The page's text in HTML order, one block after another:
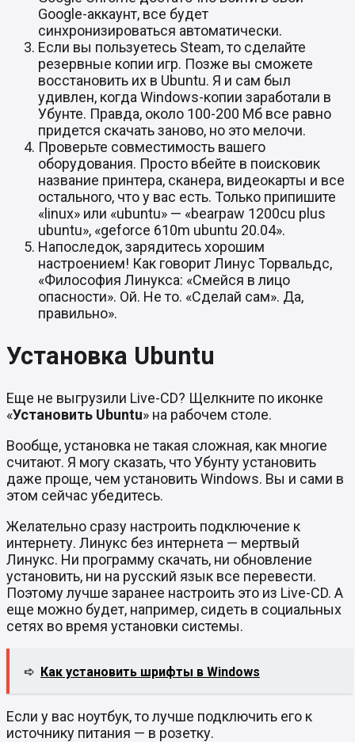
Google-аккаунт, все будет
синхронизироваться автоматически.
Если вы пользуетесь Steam, то сделайте
резервные копии игр. Позже вы сможете
восстановить их в Ubuntu. Я и сам был
удивлен, когда Windows-копии заработали в
Убунте. Правда, около 100-200 Мб все равно
придется скачать заново, но это мелочи.
Проверьте совместимость вашего
оборудования. Просто вбейте в поисковик
название принтера, сканера, видеокарты и все
остального, что у вас есть. Только припишите
«linux» или «ubuntu» — «bearpaw 1200cu plus
ubuntu», «geforce 610m ubuntu 20.04».
Напоследок, зарядитесь хорошим
настроением! Как говорит Линус Торвальдс,
«Философия Линукса: «Смейся в лицо
опасности». Ой. Не то. «Сделай сам». Да,
правильно».
Установка Ubuntu
Еще не выгрузили Live-CD? Щелкните по иконке
«Установить Ubuntu» на рабочем столе.
Вообще, установка не такая сложная, как многие
считают. Я могу сказать, что Убунту установить
даже проще, чем установить Windows. Вы и сами в
этом сейчас убедитесь.
Желательно сразу настроить подключение к
интернету. Линукс без интернета — мертвый
Линукс. Ни программу скачать, ни обновление
установить, ни на русский язык все перевести.
Поэтому лучше заранее настроить это из Live-CD. А
еще можно будет, например, сидеть в социальных
сетях во время установки системы.
➪ Как установить шрифты в Windows
Если у вас ноутбук, то лучше подключить его к
источнику питания — в розетку.